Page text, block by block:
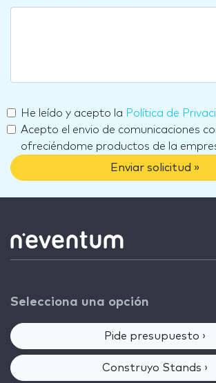
He leído y acepto la Política de
Acepto el envio de comunicaciones
ofreciéndome productos de la
Enviar solicitud »
Selecciona una opción
Pide presupuesto ›
Construyo Stands ›